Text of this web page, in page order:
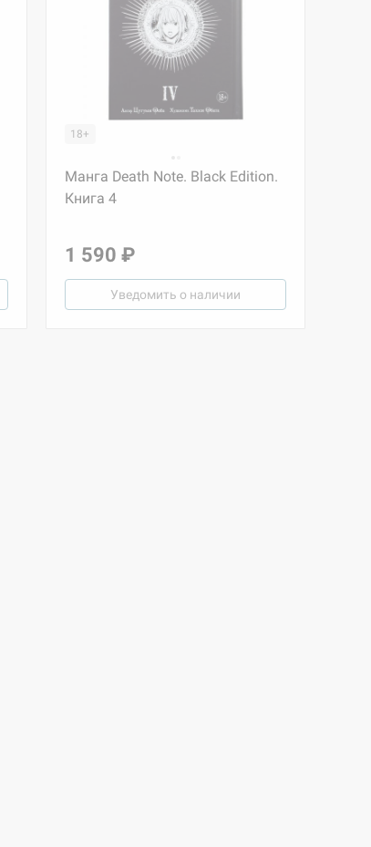
18+
Манга Death Note. Black Edition.
Книга 4
1 590 ₽
Уведомить о наличии